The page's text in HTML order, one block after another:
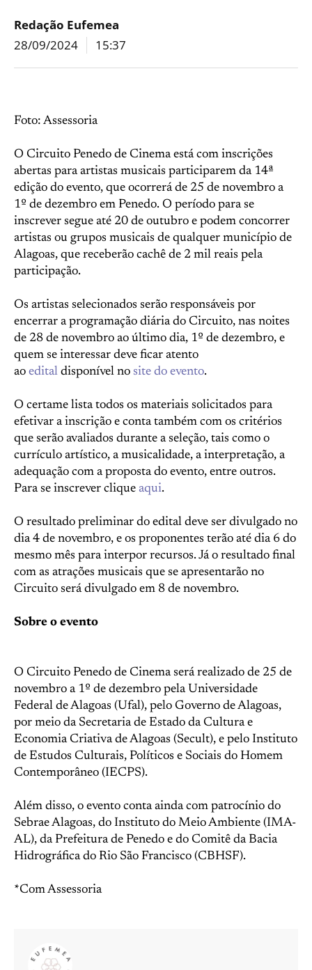
Redação Eufemea
28/09/2024
15:37
Foto: Assessoria
O Circuito Penedo de Cinema está com inscrições
abertas para artistas musicais participarem da 14ª
edição do evento, que ocorrerá de 25 de novembro a
1º de dezembro em Penedo. O período para se
inscrever segue até 20 de outubro e podem concorrer
artistas ou grupos musicais de qualquer município de
Alagoas, que receberão cachê de 2 mil reais pela
participação.
Os artistas selecionados serão responsáveis por
encerrar a programação diária do Circuito, nas noites
de 28 de novembro ao último dia, 1º de dezembro, e
quem se interessar deve ficar atento
ao edital disponível no site do evento.
O certame lista todos os materiais solicitados para
efetivar a inscrição e conta também com os critérios
que serão avaliados durante a seleção, tais como o
currículo artístico, a musicalidade, a interpretação, a
adequação com a proposta do evento, entre outros.
Para se inscrever clique aqui.
O resultado preliminar do edital deve ser divulgado no
dia 4 de novembro, e os proponentes terão até dia 6 do
mesmo mês para interpor recursos. Já o resultado final
com as atrações musicais que se apresentarão no
Circuito será divulgado em 8 de novembro.
Sobre o evento
O Circuito Penedo de Cinema será realizado de 25 de
novembro a 1º de dezembro pela Universidade
Federal de Alagoas (Ufal), pelo Governo de Alagoas,
por meio da Secretaria de Estado da Cultura e
Economia Criativa de Alagoas (Secult), e pelo Instituto
de Estudos Culturais, Políticos e Sociais do Homem
Contemporâneo (IECPS).
Além disso, o evento conta ainda com patrocínio do
Sebrae Alagoas, do Instituto do Meio Ambiente (IMA-
AL), da Prefeitura de Penedo e do Comitê da Bacia
Hidrográfica do Rio São Francisco (CBHSF).
*Com Assessoria